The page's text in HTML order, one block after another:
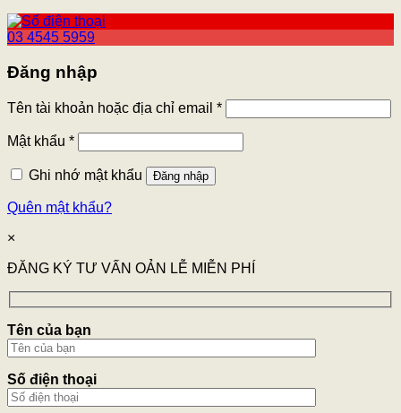
03 4545 5959
Đăng nhập
Tên tài khoản hoặc địa chỉ email *
Mật khẩu *
Ghi nhớ mật khẩu Đăng nhập
Quên mật khẩu?
×
ĐĂNG KÝ TƯ VẤN OẢN LỄ MIỄN PHÍ
Tên của bạn
Số điện thoại